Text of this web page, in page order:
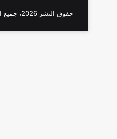
حقوق النشر 2026، جميع الحقوق محفوظة © نبأ مصر